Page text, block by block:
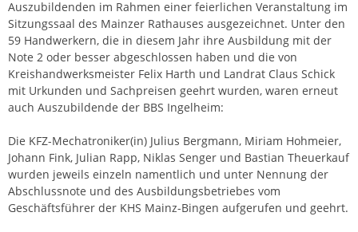
Auszubildenden im Rahmen einer feierlichen Veranstaltung im
Sitzungssaal des Mainzer Rathauses ausgezeichnet. Unter den
59 Handwerkern, die in diesem Jahr ihre Ausbildung mit der
Note 2 oder besser abgeschlossen haben und die von
Kreishandwerksmeister Felix Harth und Landrat Claus Schick
mit Urkunden und Sachpreisen geehrt wurden, waren erneut
auch Auszubildende der BBS Ingelheim:
Die KFZ-Mechatroniker(in) Julius Bergmann, Miriam Hohmeier,
Johann Fink, Julian Rapp, Niklas Senger und Bastian Theuerkauf
wurden jeweils einzeln namentlich und unter Nennung der
Abschlussnote und des Ausbildungsbetriebes vom
Geschäftsführer der KHS Mainz-Bingen aufgerufen und geehrt.